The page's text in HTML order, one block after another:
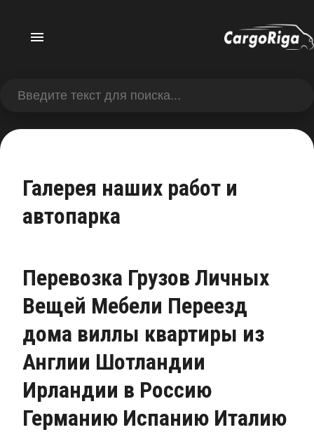
Галерея наших работ и
автопарка
Перевозка Грузов Личных
Вещей Мебели Переезд
дома виллы квартиры из
Англии Шотландии
Ирландии в Россию
Германию Испанию Италию